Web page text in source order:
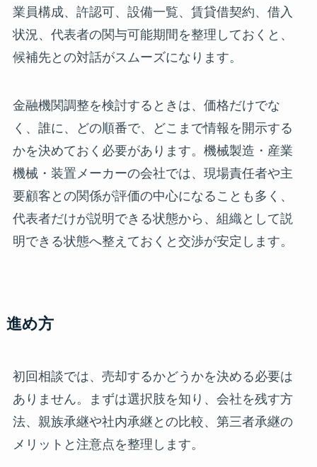
業員構成、許認可、設備一覧、賃貸借契約、借入
状況、代表者の関与可能期間を整理しておくと、
候補先との対話がスムーズになります。
金融機関調整を検討するときは、価格だけでな
く、誰に、どの順番で、どこまで情報を開示する
かを決めておく必要があります。機械製造・産業
機械・装置メーカーの会社では、現場責任者や主
要顧客との関係が評価の中心になることも多く、
代表者だけが説明できる状態から、組織として説
明できる状態へ整えておくと交渉が安定します。
進め方
初回相談では、売却するかどうかを決める必要は
ありません。まずは選択肢を知り、会社を残す方
法、親族承継や社内承継との比較、第三者承継の
メリットと注意点を整理します。